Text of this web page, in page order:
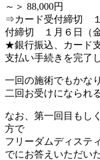
～＞ 88,000円
⇒カード受付締切 １
付締切 １月６日（
★銀行振込、カード
支払い手続きを完了
一回の施術でもかな
二回お受けになられ
なお、第一回目もし
方で
フリーダムディステ
でにお答えいただい